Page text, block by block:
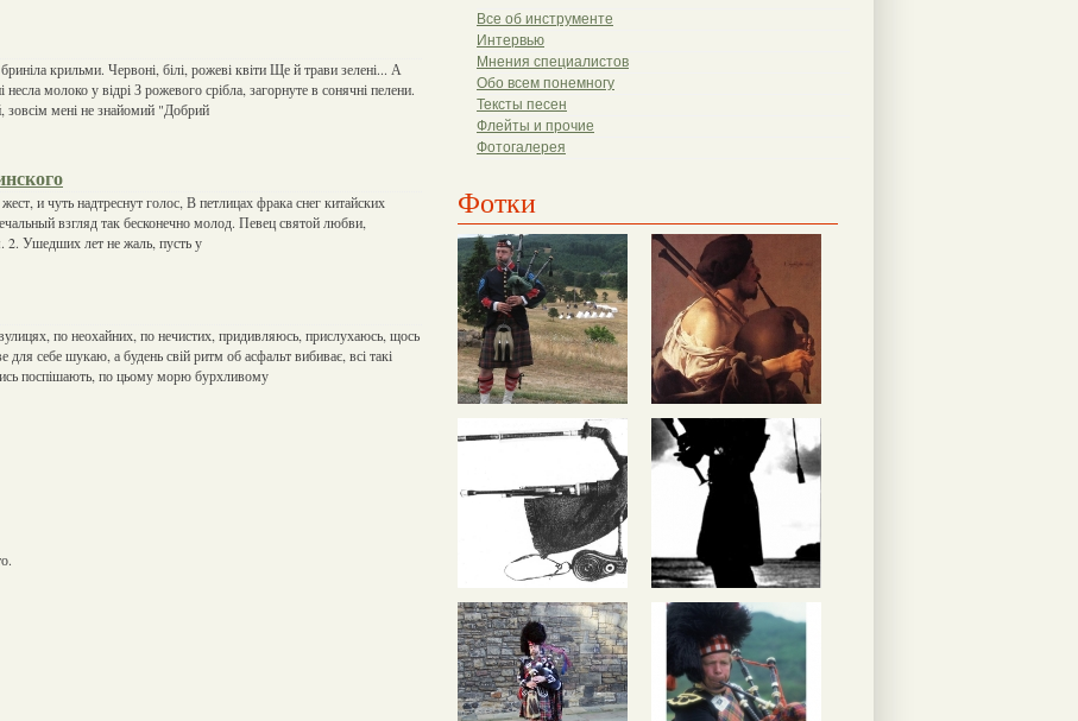
Все об инструменте
Интервью
Мнения специалистов
Обо всем понемногу
Тексты песен
Флейты и прочие
Фотогалерея
Фотки
крильми. Червоні, білі, рожеві квіти Ще й трави зелені... А
несла молоко у відрі З рожевого срібла, загорнуте в сонячні пелени.
мені не знайомий "Добрий
и чуть надтреснут голос, В петлицах фрака снег китайских
взгляд так бесконечно молод. Певец святой любви,
Ушедших лет не жаль, пусть у
по неохайних, по нечистих, придивляюсь, прислухаюсь, щось
для себе шукаю, а будень свій ритм об асфальт вибиває, всі такі
поспішають, по цьому морю бурхливому